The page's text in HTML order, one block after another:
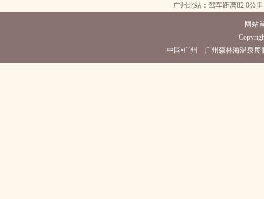
广州北站：驾车距离82.0公
网站
中国•广州 广州森林海温泉度